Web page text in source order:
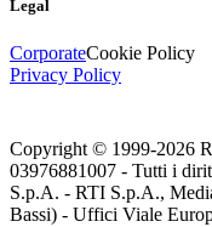
Legal
CorporateCookie Policy
Privacy Policy
Copyright © 1999-2026
03976881007 - Tutti i
S.p.A. - RTI S.p.A.,
Bassi) - Uffici Viale